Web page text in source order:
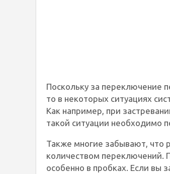
Поскольку за переключение
то в некоторых ситуациях
Как например, при
такой ситуации необходимо
Также многие забывают, что
количеством переключений.
особенно в пробках. Если вы